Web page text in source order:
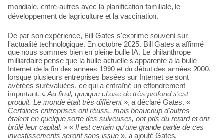
mondiale, entre-autres avec la planification familiale, le
développement de lagriculture et la vaccination.
De par son expérience, Bill Gates s'exprime souvent sur
l'actualité technologique. En octobre 2025, Bill Gates a affirmé
que nous sommes bien en pleine bulle IA. Le philanthrope
milliardaire pense que la bulle actuelle s'apparente à la bulle
Internet de la fin des années 1990 et du début des années 2000,
lorsque plusieurs entreprises basées sur Internet se sont
avérées surévaluées, ce qui a entraîné un effondrement
important. « Au final, quelque chose de très profond s'est
produit. Le monde était très différent», a déclaré Gates. «
Certaines entreprises ont réussi, mais beaucoup d'autres
étaient en quelque sorte des suiveuses, ont pris du retard et ont
brûlé leur capital. » « Il est certain qu'une grande partie de ces
investissements seront sans issue », a ajouté Gates.